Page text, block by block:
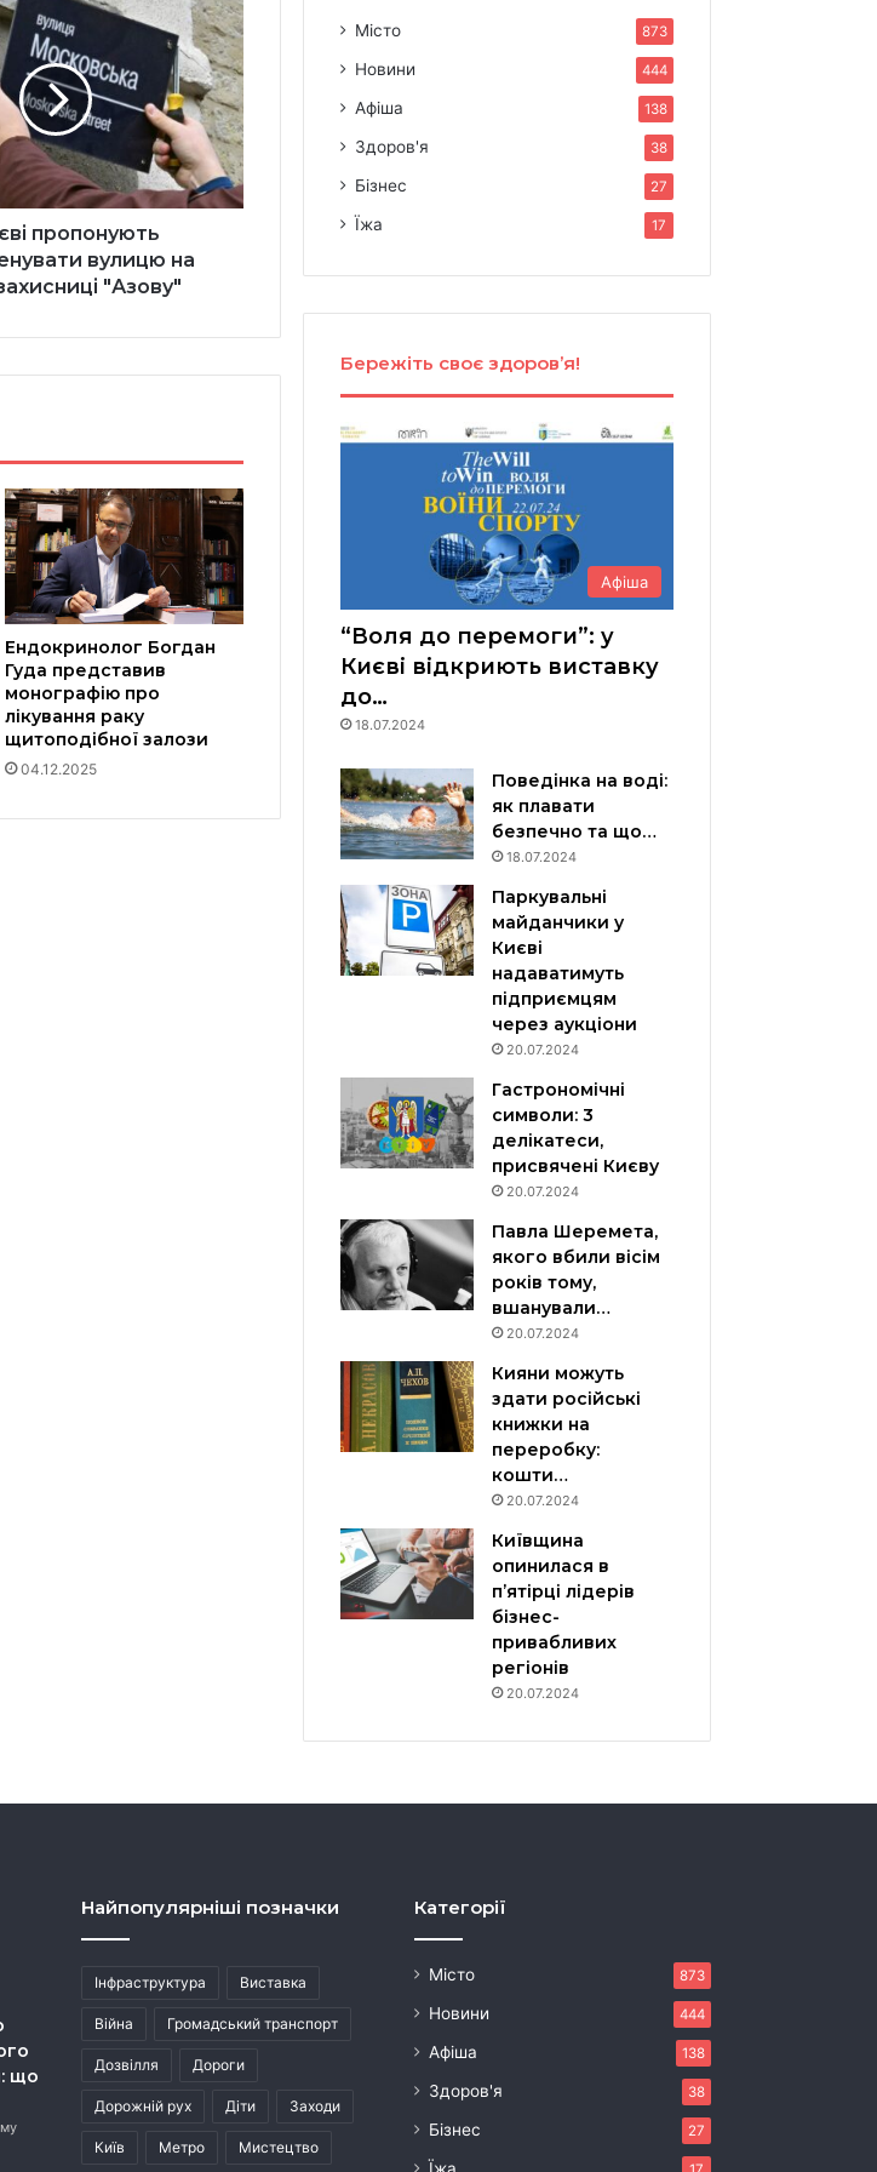
пропонують
вулицю на
"Азову"
Ендокринолог Богдан
Гуда представив
монографію про
лікування раку
щитоподібної залози
04.12.2025
Місто 873
Новини 444
Афіша 138
Здоров'я 38
Бізнес 27
Їжа 17
Бережіть своє здоров’я!
Афіша
“Воля до перемоги”: у
Києві відкриють виставку
до…
18.07.2024
Поведінка на воді:
як плавати
безпечно та що…
18.07.2024
Паркувальні
майданчики у
Києві
надаватимуть
підприємцям
через аукціони
20.07.2024
Гастрономічні
символи: 3
делікатеси,
присвячені Києву
20.07.2024
Павла Шеремета,
якого вбили вісім
років тому,
вшанували…
20.07.2024
Кияни можуть
здати російські
книжки на
переробку:
кошти…
20.07.2024
Київщина
опинилася в
пʼятірці лідерів
бізнес-
привабливих
регіонів
20.07.2024
що
Найпопулярніші позначки
Інфраструктура Виставка
Війна Громадський транспорт
Дозвілля Дороги
Дорожній рух Діти Заходи
Київ Метро Мистецтво
Категорії
Місто 873
Новини 444
Афіша 138
Здоров'я 38
Бізнес 27